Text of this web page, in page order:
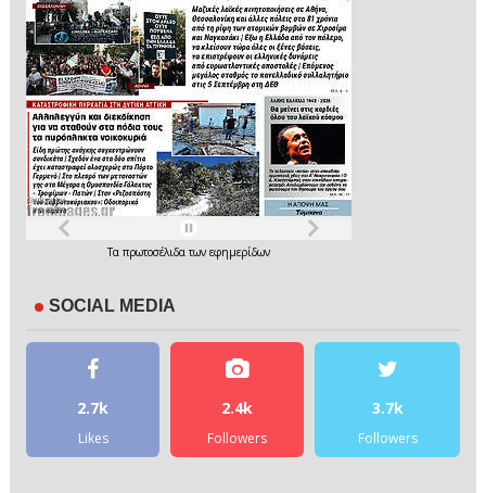
Τα πρωτοσέλιδατων εφημερίδων
SOCIAL MEDIA
2.7k
Likes
2.4k
Followers
3.7k
Followers